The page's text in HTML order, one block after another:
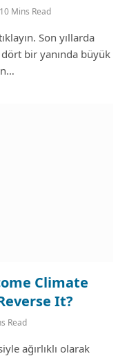
10 Mins Read
Son yıllarda
bir yanında büyük
Climate
It?
Read
ağırlıklı olarak